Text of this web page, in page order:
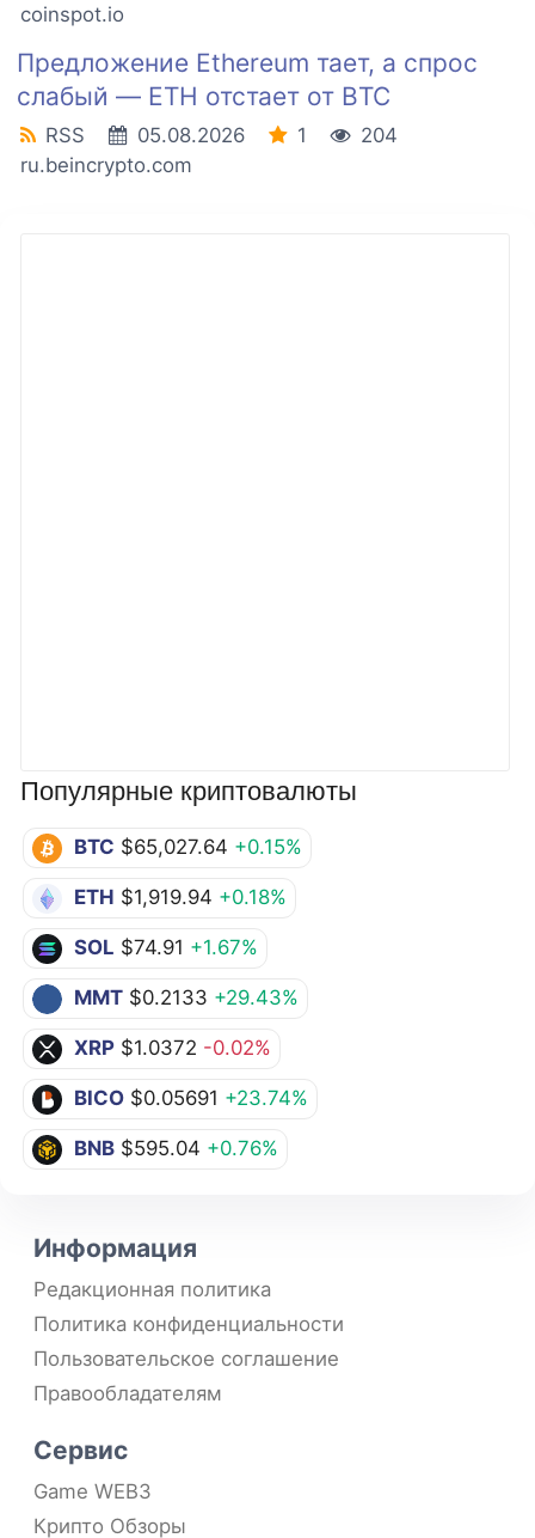
Популярные криптовалюты
BTC $65,027.64 +0.15%
ETH $1,919.94 +0.18%
SOL $74.91 +1.67%
MMT $0.2133 +29.43%
XRP $1.0372 -0.02%
BICO $0.05691 +23.74%
BNB $595.04 +0.76%
coinspot.io
Предложение Ethereum тает, а спрос
слабый — ETH отстает от BTC
RSS 05.08.2026 1
204
ru.beincrypto.com
Информация
Редакционная политика
Политика конфиденциальности
Пользовательское соглашение
Правообладателям
Сервис
Game WEB3
Крипто Обзоры